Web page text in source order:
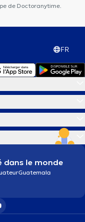
de Doctoranytime.
FR
dans le monde
Guatemala